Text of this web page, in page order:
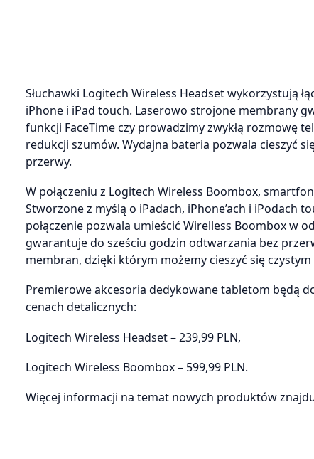
Słuchawki Logitech Wireless Headset wykorzystują
iPhone i iPad touch. Laserowo strojone membrany
funkcji FaceTime czy prowadzimy zwykłą rozmowę
redukcji szumów. Wydajna bateria pozwala cieszyć
przerwy.
W połączeniu z Logitech Wireless Boombox,
Stworzone z myślą o iPadach, iPhone’ach i iPodach
połączenie pozwala umieścić Wirelless Boombox w
gwarantuje do sześciu godzin odtwarzania bez
membran, dzięki którym możemy cieszyć się
Premierowe akcesoria dedykowane tabletom będą
cenach detalicznych:
Logitech Wireless Headset – 239,99 PLN,
Logitech Wireless Boombox – 599,99 PLN.
Więcej informacji na temat nowych produktów